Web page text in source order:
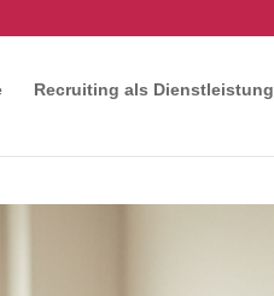
Recruiting als Dienstleistung